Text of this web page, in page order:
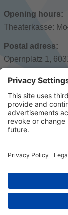
Opening hours:
Theaterkasse:
Postal adress:
Opernplatz 1,
Public transport:
Alte Oper: U6/7,
Landstraße: